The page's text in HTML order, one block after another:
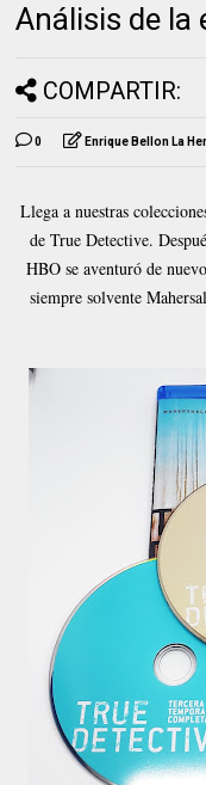
Análisis de la
COMPARTIR:
0 Enrique Bellon La
Llega a nuestras
de True Detective.
HBO se aventuró de
siempre solvente